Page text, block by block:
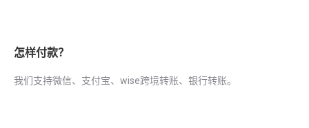
怎样付款？
我们支持微信、支付宝、wise跨境转账、银行转账。